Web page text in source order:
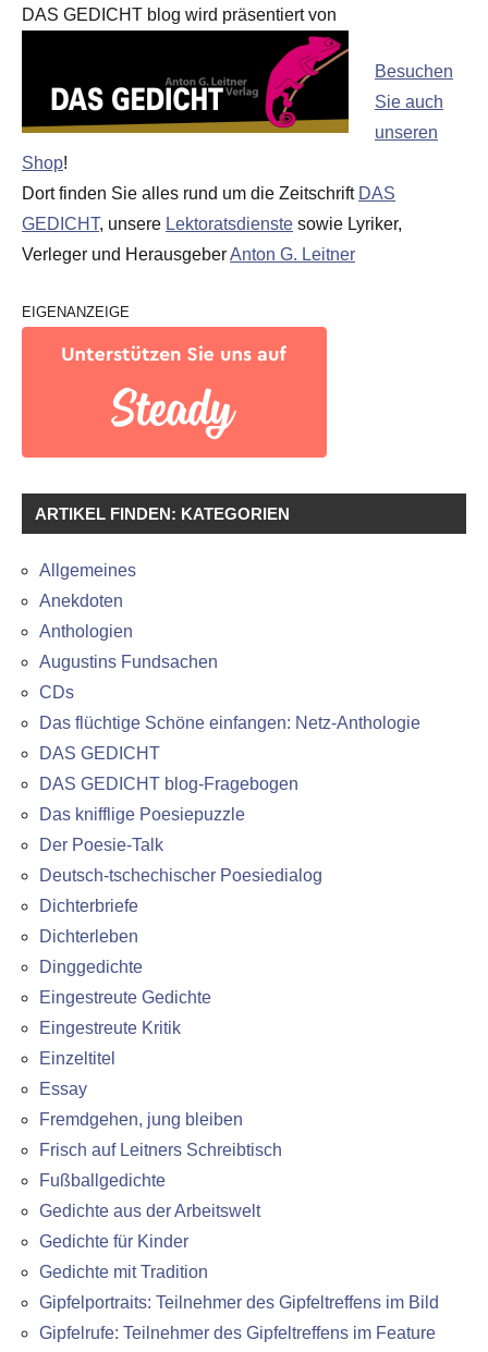
DAS GEDICHT blog wird präsentiert von
Besuchen
Sie auch
unseren
Shop!
Dort finden Sie alles rund um die Zeitschrift DAS
GEDICHT, unsere Lektoratsdienste sowie Lyriker,
Verleger und HerausgeberAnton G. Leitner
EIGENANZEIGE
ARTIKEL FINDEN: KATEGORIEN
Allgemeines
Anekdoten
Anthologien
Augustins Fundsachen
CDs
Das flüchtige Schöne einfangen: Netz-Anthologie
DAS GEDICHT
DAS GEDICHT blog-Fragebogen
Das knifflige Poesiepuzzle
Der Poesie-Talk
Deutsch-tschechischer Poesiedialog
Dichterbriefe
Dichterleben
Dinggedichte
Eingestreute Gedichte
Eingestreute Kritik
Einzeltitel
Essay
Fremdgehen, jung bleiben
Frisch auf Leitners Schreibtisch
Fußballgedichte
Gedichte aus der Arbeitswelt
Gedichte für Kinder
Gedichte mit Tradition
Gipfelportraits: Teilnehmer des Gipfeltreffens im Bild
Gipfelrufe: Teilnehmer des Gipfeltreffens im Feature